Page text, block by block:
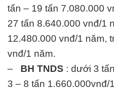
tấn – 19 tấn 7.080.000
27 tấn 8.640.000 vnđ/1
12.480.000 vnđ/1 năm,
vnđ/1 năm.
– BH TNDS : dưới 3
3 – 8 tấn 1.660.000vnđ/